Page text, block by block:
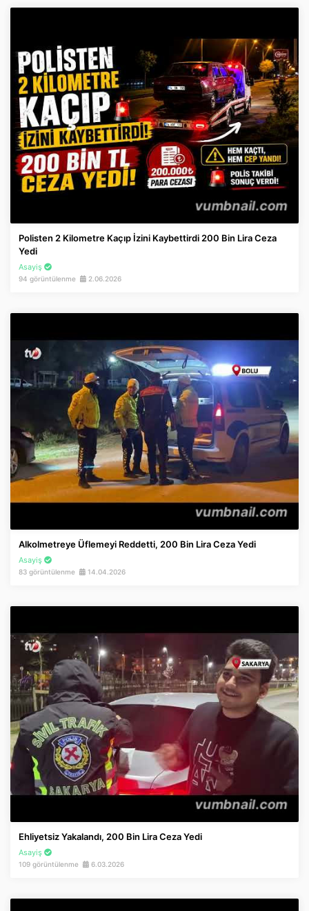
Polisten 2 Kilometre Kaçıp İzini Kaybettirdi 200 Bin Lira Ceza
Yedi
Asayiş
94 görüntülenme 2.06.2026
Alkolmetreye Üflemeyi Reddetti, 200 Bin Lira Ceza Yedi
Asayiş
83 görüntülenme 14.04.2026
Ehliyetsiz Yakalandı, 200 Bin Lira Ceza Yedi
Asayiş
109 görüntülenme 6.03.2026